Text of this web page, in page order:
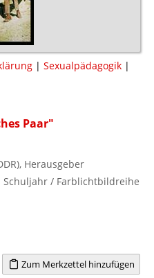
| Sexualpädagogik |
Paar"
Herausgeber
Schuljahr / Farblichtbildreihe
Zum Merkzettel hinzufügen